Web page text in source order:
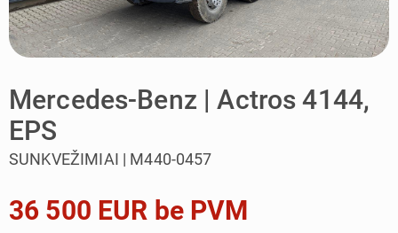
Mercedes-Benz | Actros 4144,
EPS
SUNKVEŽIMIAI | M440-0457
36 500 EUR be PVM